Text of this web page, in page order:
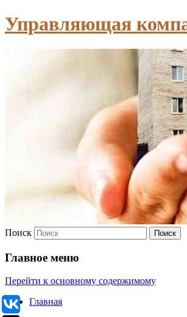
Управляющая
Поиск
Главное меню
Перейти к основному содержимому
Главная